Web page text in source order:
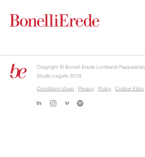
Copyright © Bonelli Erede Lombardi Pappalardo
Studio Legale 2019
Condizioni d'uso
Privacy Policy Codice Etico